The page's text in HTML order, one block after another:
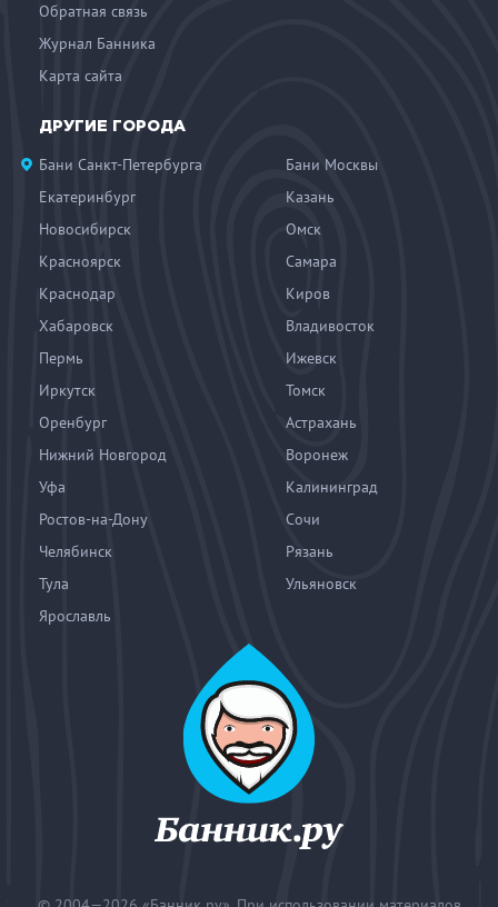
Обратная связь
Журнал Банника
Карта сайта
ДРУГИЕ ГОРОДА
Бани Санкт-Петербурга
Бани Москвы
Екатеринбург
Казань
Новосибирск
Омск
Красноярск
Самара
Краснодар
Киров
Хабаровск
Владивосток
Пермь
Ижевск
Иркутск
Томск
Оренбург
Астрахань
Нижний Новгород
Воронеж
Уфа
Калининград
Ростов-на-Дону
Сочи
Челябинск
Рязань
Тула
Ульяновск
Ярославль